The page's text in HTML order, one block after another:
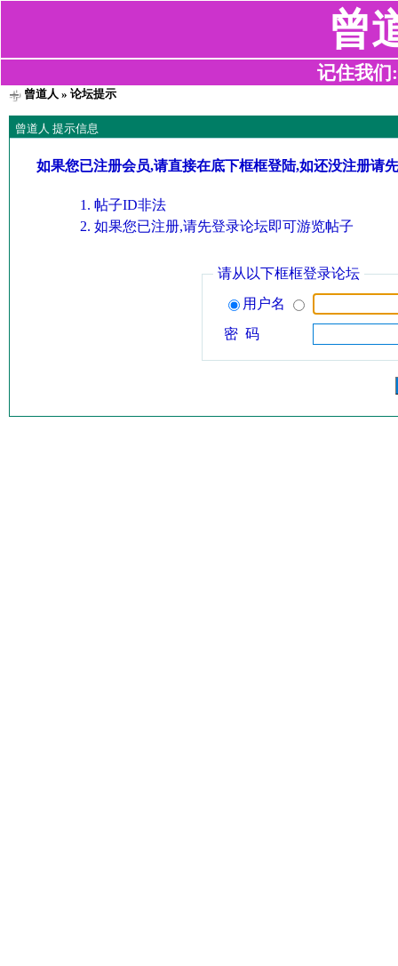
曾
记住我们
曾道人 » 论坛提示
曾道人 提示信息
如果您已注册会员,请直接在底下框框登陆,如还没注册请
帖子ID非法
如果您已注册,请先登录论坛即可游览帖子
请从以下框框登录论坛
用户名
密 码